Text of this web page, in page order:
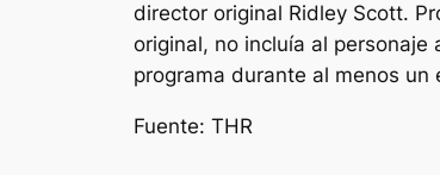
director original Ridley Scott.
original, no incluía al personaje
programa durante al menos un
Fuente: THR